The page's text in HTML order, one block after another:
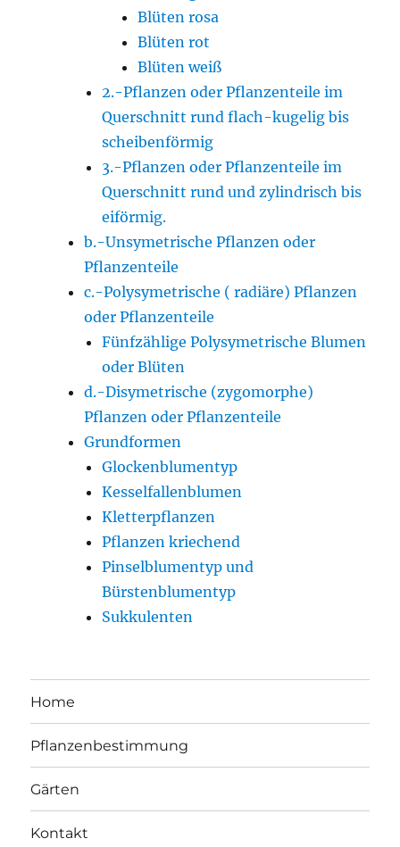
Blüten rosa
Blüten rot
Blüten weiß
2.-Pflanzen oder Pflanzenteile im
Querschnitt rund flach-kugelig bis
scheibenförmig
3.-Pflanzen oder Pflanzenteile im
Querschnitt rund und zylindrisch bis
eiförmig.
b.-Unsymetrische Pflanzen oder
Pflanzenteile
c.-Polysymetrische ( radiäre) Pflanzen
oder Pflanzenteile
Fünfzählige Polysymetrische Blumen
oder Blüten
d.-Disymetrische (zygomorphe)
Pflanzen oder Pflanzenteile
Grundformen
Glockenblumentyp
Kesselfallenblumen
Kletterpflanzen
Pflanzen kriechend
Pinselblumentyp und
Bürstenblumentyp
Sukkulenten
Home
Pflanzenbestimmung
Gärten
Kontakt